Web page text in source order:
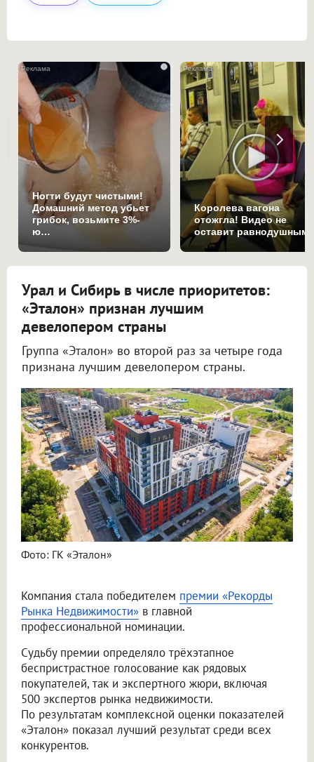
i
Ногти будут чистыми!
Домашний метод убьет
грибок, возьмите 3%-
ю…
Королева вагона
отожгла! Видео не
оставит равнодушным
Урал и Сибирь в числе приоритетов:
«Эталон» признан лучшим
девелопером страны
Группа «Эталон» во второй раз за четыре года
признана лучшим девелопером страны.
Фото: ГК «Эталон»
Компания стала победителем премии «Рекорды
Рынка Недвижимости» в главной
профессиональной номинации.
Судьбу премии определяло трёхэтапное
беспристрастное голосование как рядовых
покупателей, так и экспертного жюри, включая
500 экспертов рынка недвижимости.
По результатам комплексной оценки показателей
«Эталон» показал лучший результат среди всех
конкурентов.